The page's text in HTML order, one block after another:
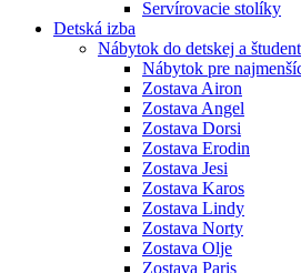
Servírovacie stolíky
Detská izba
Nábytok do detskej a
Nábytok pre
Zostava Airon
Zostava Angel
Zostava Dorsi
Zostava Erodin
Zostava Jesi
Zostava Karos
Zostava Lindy
Zostava Norty
Zostava Olje
Zostava Paris